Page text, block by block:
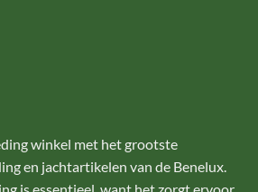
winkel met het grootste
en jachtartikelen van de Benelux.